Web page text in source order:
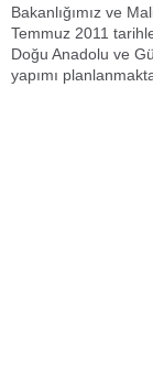
Bakanlığımız ve
Temmuz 2011
Doğu Anadolu ve
yapımı